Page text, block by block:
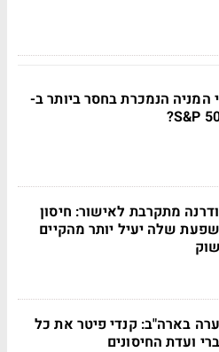
המניה הנמכרת בחסר ביותר ב-
S&P
מתקרבת לאישור: חיסון
שלה יעיל יותר מהקיים
בארה"ב: קנדי פיטר את כל
ועדת החיסונים